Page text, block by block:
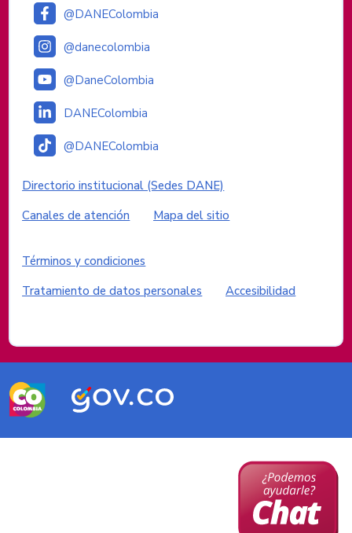
@DANEColombia
@danecolombia
@DaneColombia
DANEColombia
@DANEColombia
Enlaces institucionales
Directorio institucional (Sedes DANE)
Canales de atención
Mapa del sitio
Enlaces del sitio
Términos y condiciones
Tratamiento de datos personales
Accesibilidad
Logos del Gobierno de Colombia
Logo
marca
Logo